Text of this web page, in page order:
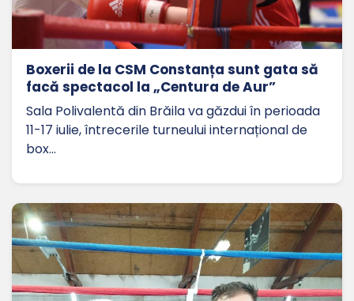
Boxerii de la CSM Constanța sunt gata să
facă spectacol la „Centura de Aur”
Sala Polivalentă din Brăila va găzdui în perioada
11-17 iulie, întrecerile turneului internațional de
box…